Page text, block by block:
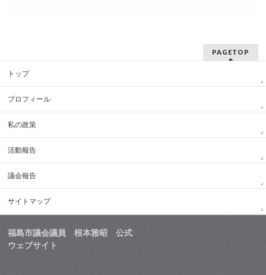
PAGETOP
トップ
プロフィール
私の政策
活動報告
議会報告
サイトマップ
福島市議会議員 根本雅昭 公式
ウェブサイト